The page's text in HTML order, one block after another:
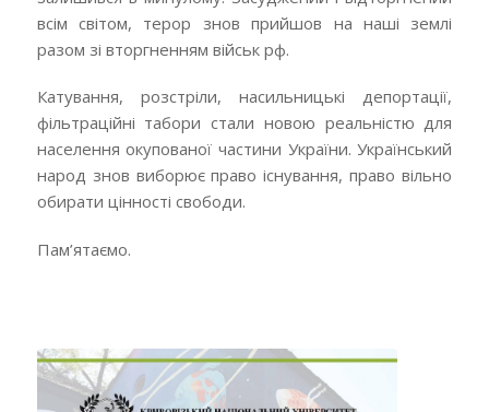
всім світом, терор знов прийшов на наші землі
разом зі вторгненням військ рф.
Катування, розстріли, насильницькі депортації,
фільтраційні табори стали новою реальністю для
населення окупованої частини України. Український
народ знов виборює право існування, право вільно
обирати цінності свободи.
Пам’ятаємо.